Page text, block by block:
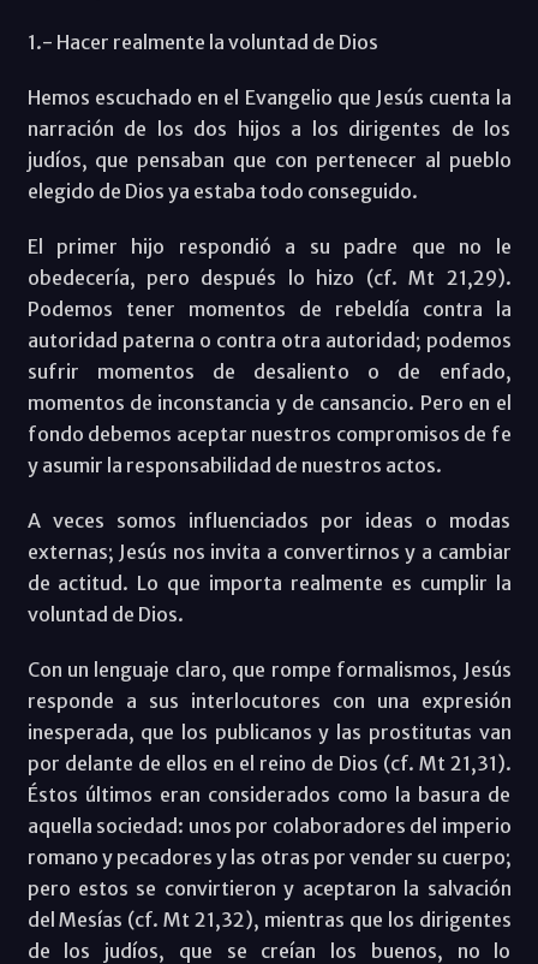
1.- Hacer realmente la voluntad de Dios
Hemos escuchado en el Evangelio que Jesús cuenta la
narración de los dos hijos a los dirigentes de los
judíos, que pensaban que con pertenecer al pueblo
elegido de Dios ya estaba todo conseguido.
El primer hijo respondió a su padre que no le
obedecería, pero después lo hizo (cf. Mt 21,29).
Podemos tener momentos de rebeldía contra la
autoridad paterna o contra otra autoridad; podemos
sufrir momentos de desaliento o de enfado,
momentos de inconstancia y de cansancio. Pero en el
fondo debemos aceptar nuestros compromisos de fe
y asumir la responsabilidad de nuestros actos.
A veces somos influenciados por ideas o modas
externas; Jesús nos invita a convertirnos y a cambiar
de actitud. Lo que importa realmente es cumplir la
voluntad de Dios.
Con un lenguaje claro, que rompe formalismos, Jesús
responde a sus interlocutores con una expresión
inesperada, que los publicanos y las prostitutas van
por delante de ellos en el reino de Dios (cf. Mt 21,31).
Éstos últimos eran considerados como la basura de
aquella sociedad: unos por colaboradores del imperio
romano y pecadores y las otras por vender su cuerpo;
pero estos se convirtieron y aceptaron la salvación
del Mesías (cf. Mt 21,32), mientras que los dirigentes
de los judíos, que se creían los buenos, no lo